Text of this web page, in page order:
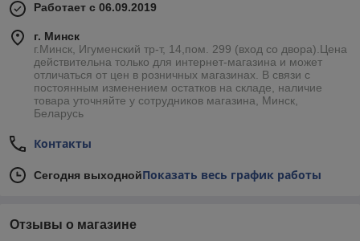
Работает с 06.09.2019
г. Минск
г.Минск, Игуменский тр-т, 14,пом. 299 (вход со двора).Цена
действительна только для интернет-магазина и может
отличаться от цен в розничных магазинах. В связи с
постоянным изменением остатков на складе, наличие
товара уточняйте у сотрудников магазина, Минск,
Беларусь
Контакты
Сегодня выходнойПоказать весь график работы
Отзывы о магазине